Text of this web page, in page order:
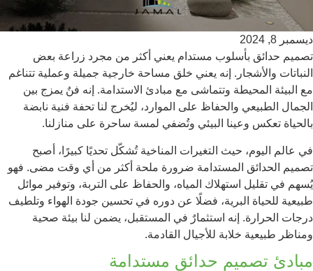
ديسمبر 8, 2024
تصميم حدائق بأسلوب مستدام يعني أكثر من مجرد زراعة بعض
النباتات والأشجار. إنه يعني خلق مساحة خارجية جميلة وعملية تتناغم
مع البيئة المحيطة وتتماشى مع مبادئ الاستدامة. إنه فنٌ يمزج بين
الجمال الطبيعي والحفاظ على الموارد، ليُخرج لنا تحفة فنية نابضة
بالحياة تعكس وعينا البيئي وتُضفي لمسة ساحرة على منازلنا.
في عالم اليوم، حيث التغيرات المناخية تُشكّل تحديًا كبيرًا، أصبح
تصميم الحدائق المستدامة ضرورة ملحة أكثر من أي وقت مضى. فهو
يُسهم في تقليل استهلاك المياه، والحفاظ على التربة، وتوفير موائل
طبيعية للحياة البرية، فضلًا عن دوره في تحسين جودة الهواء وتلطيف
درجات الحرارة. إنه استثمارٌ في المستقبل، يضمن لنا بيئة صحية
ومناظر طبيعية خلابة للأجيال القادمة.
مبادئ تصميم حدائق مستدامة